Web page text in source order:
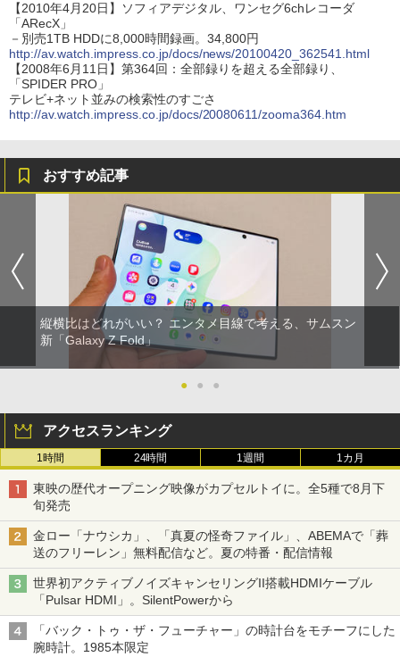
【2010年4月20日】ソフィアデジタル、ワンセグ6chレコーダ
「ARecX」
－別売1TB HDDに8,000時間録画。34,800円
http://av.watch.impress.co.jp/docs/news/20100420_362541.html
【2008年6月11日】第364回：全部録りを超える全部録り、
「SPIDER PRO」
テレビ+ネット並みの検索性のすごさ
http://av.watch.impress.co.jp/docs/20080611/zooma364.htm
おすすめ記事
縦横比はどれがいい？ エンタメ目線で考える、サムスン
新「Galaxy Z Fold」
● ● ●
アクセスランキング
1時間 24時間 1週間 1カ月
東映の歴代オープニング映像がカプセルトイに。全5種で8月下
旬発売
金ロー「ナウシカ」、「真夏の怪奇ファイル」、ABEMAで「葬
送のフリーレン」無料配信など。夏の特番・配信情報
世界初アクティブノイズキャンセリングII搭載HDMIケーブル
「Pulsar HDMI」。SilentPowerから
「バック・トゥ・ザ・フューチャー」の時計台をモチーフにした
腕時計。1985本限定